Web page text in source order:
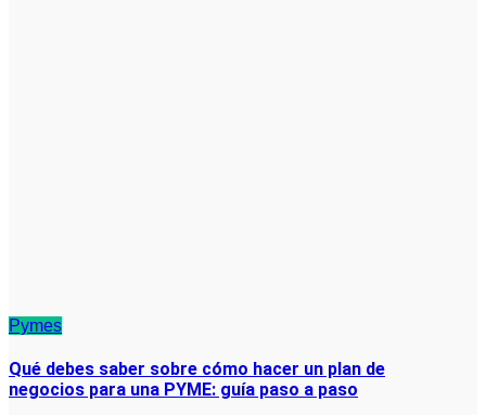
Pymes
Qué debes saber sobre cómo hacer un plan de
negocios para una PYME: guía paso a paso